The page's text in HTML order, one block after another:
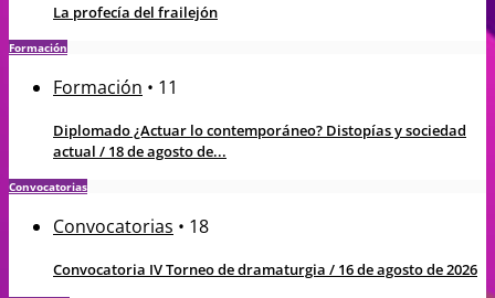
La profecía del frailejón
Formación
Formación • 11
Diplomado ¿Actuar lo contemporáneo? Distopías y sociedad
actual / 18 de agosto de...
Convocatorias
Convocatorias • 18
Convocatoria IV Torneo de dramaturgia / 16 de agosto de 2026